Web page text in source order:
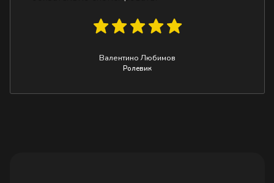
Валентино Любимов
Ролевик